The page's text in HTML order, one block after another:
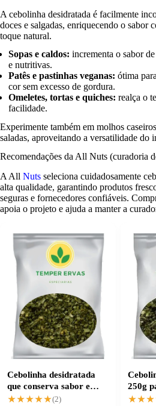
A cebolinha desidratada é facilmente
doces e salgadas, enriquecendo o sabor
toque natural.
Sopas e caldos: incrementa o sabor
e nutritivas.
Patês e pastinhas veganas: ótima
cor sem excesso de gordura.
Omeletes, tortas e quiches: realça o
facilidade.
Experimente também em molhos
saladas, aproveitando a versatilidade do
Recomendações da All Nuts (curadoria
A All Nuts seleciona cuidadosamente
alta qualidade, garantindo produtos
seguras e fornecedores confiáveis.
apoia o projeto e ajuda a manter a
Cebolinha desidratada
que conserva sabor e
aroma natural
★★★★★
★★★★★(2)
250g